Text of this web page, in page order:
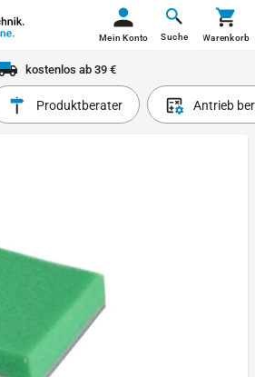
Suche
Mein Konto Warenkorb
kostenlos ab 39 €
Produktberater Antrieb